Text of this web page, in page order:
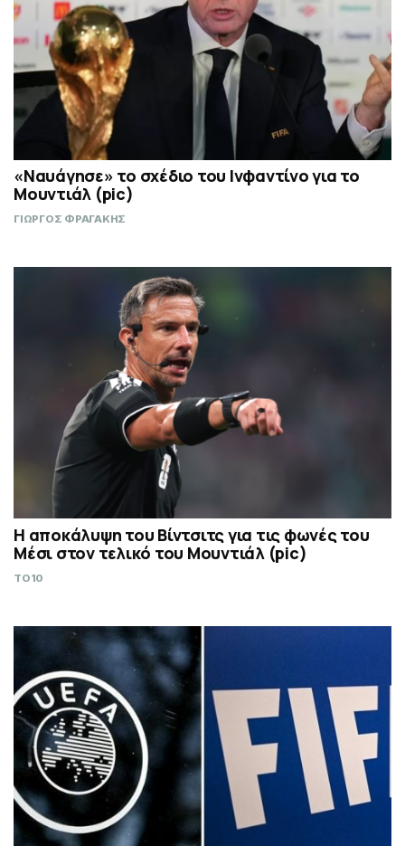
«Ναυάγησε» το σχέδιο του Ινφαντίνο για το
Μουντιάλ (pic)
ΓΙΩΡΓΟΣ ΦΡΑΓΑΚΗΣ
Η αποκάλυψη του Βίντσιτς για τις φωνές του
Μέσι στον τελικό του Μουντιάλ (pic)
TO10